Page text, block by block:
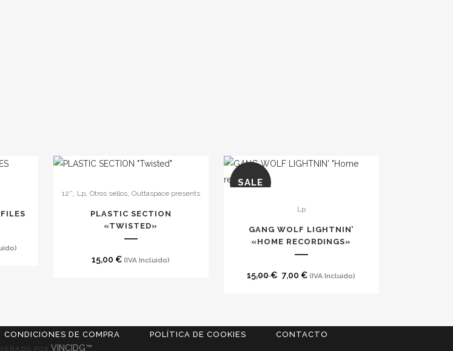
12'' Lp, Otros sellos, Outtaspace presents
PLASTIC SECTION
«TWISTED»
15,00 € (IVA Incluido)
SALE
Lp
GANG WOLF LIGHTNIN’
«HOME RECORDINGS»
15,00€ El
15,00 €.
7,00 €El
7,00 €.
(IVA Incluido)
CONDICIONES DE COMPRA POLÍTICA DE COOKIES CONTACTO
POR VINCIDG™